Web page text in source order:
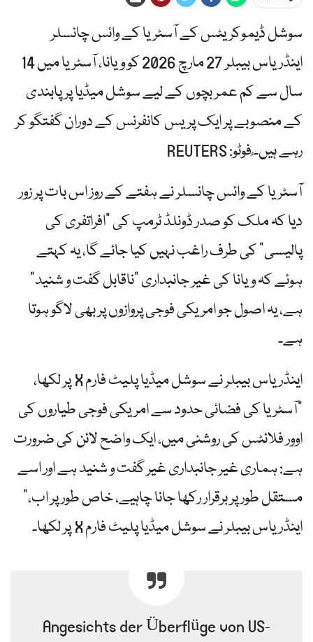
سوشل ڈیموکریٹس کے آسٹریا کے وائس چانسلر
اینڈریاس بیبلر 27 مارچ 2026 کو ویانا، آسٹریا میں 14
سال سے کم عمر بچوں کے لیے سوشل میڈیا پر پابندی
کے منصوبے پر ایک پریس کانفرنس کے دوران گفتگو کر
رہے ہیں۔ ُفوٹو: REUTERS
آسٹریا کے وائس چانسلر نے ہفتے کے روز اس بات پر زور
دیا کہ ملک کو صدر ڈونلڈ ٹرمپ کی "افراتفری کی
پالیسی” کی طرف راغب نہیں کیا جائے گا، یہ کہتے
ہوئے کہ ویانا کی غیر جانبداری "ناقابل گفت و شنید”
ہے، یہ اصول جو امریکی فوجی پروازوں پر بھی لاگو ہوتا
ہے۔
اینڈریاس بیبلر نے سوشل میڈیا پلیٹ فارم X پر لکھا،
"آسٹریا کی فضائی حدود سے امریکی فوجی طیاروں کی
اوور فلائٹس کی روشنی میں، ایک واضح لائن کی ضرورت
ہے: ہماری غیر جانبداری غیر گفت و شنید ہے اور اسے
مستقل طور پر برقرار رکھا جانا چاہیے، خاص طور پر اب،”
اینڈریاس بیبلر نے سوشل میڈیا پلیٹ فارم X پر لکھا۔
Angesichts der Überflüge von US-